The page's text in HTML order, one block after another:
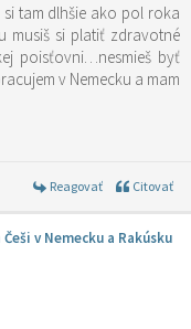
tam dlhšie ako pol roka
musiš si platiť zdravotné
poisťovni…nesmieš byť
v Nemecku a mam
Reagovať Citovať
v Nemecku a Rakúsku